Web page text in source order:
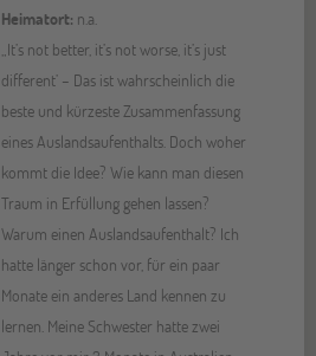
Heimatort: n.a.
„It’s not better, it’s not worse, it’s just
different’ – Das ist wahrscheinlich die
beste und kürzeste Zusammenfassung
eines Auslandsaufenthalts. Doch woher
kommt die Idee? Wie kann man diesen
Traum in Erfüllung gehen lassen?
Warum einen Auslandsaufenthalt? Ich
hatte länger schon vor, für ein paar
Monate ein anderes Land kennen zu
lernen. Meine Schwester hatte zwei